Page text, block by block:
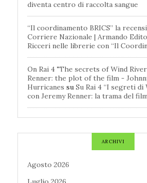
diventa centro di raccolta sangue
“Il coordinamento BRICS” la
Corriere Nazionale | Armando
Ricceri nelle librerie con “Il
On Rai 4 "The secrets of Wind
Renner: the plot of the film -
Hurricanes su Su Rai 4 “I segreti di
con Jeremy Renner: la trama del
ARCHIVI
Agosto 2026